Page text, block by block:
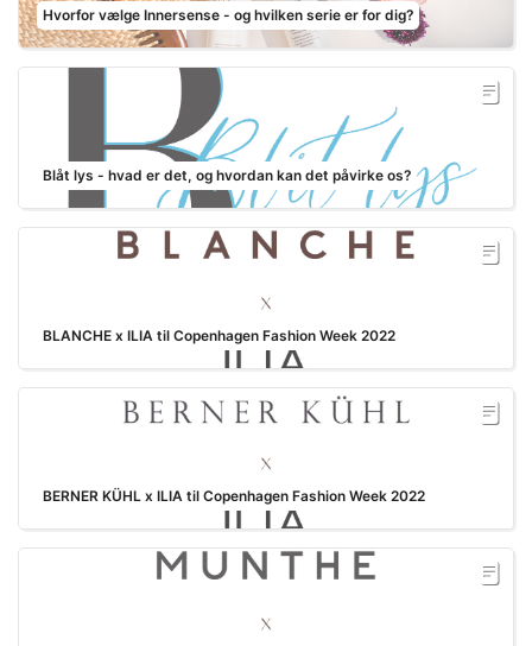
Hvorfor vælge Innersense - og hvilken serie er for dig?
Blåt lys - hvad er det, og hvordan kan det påvirke os?
BLANCHE x ILIA til Copenhagen Fashion Week 2022
BERNER KÜHL x ILIA til Copenhagen Fashion Week 2022